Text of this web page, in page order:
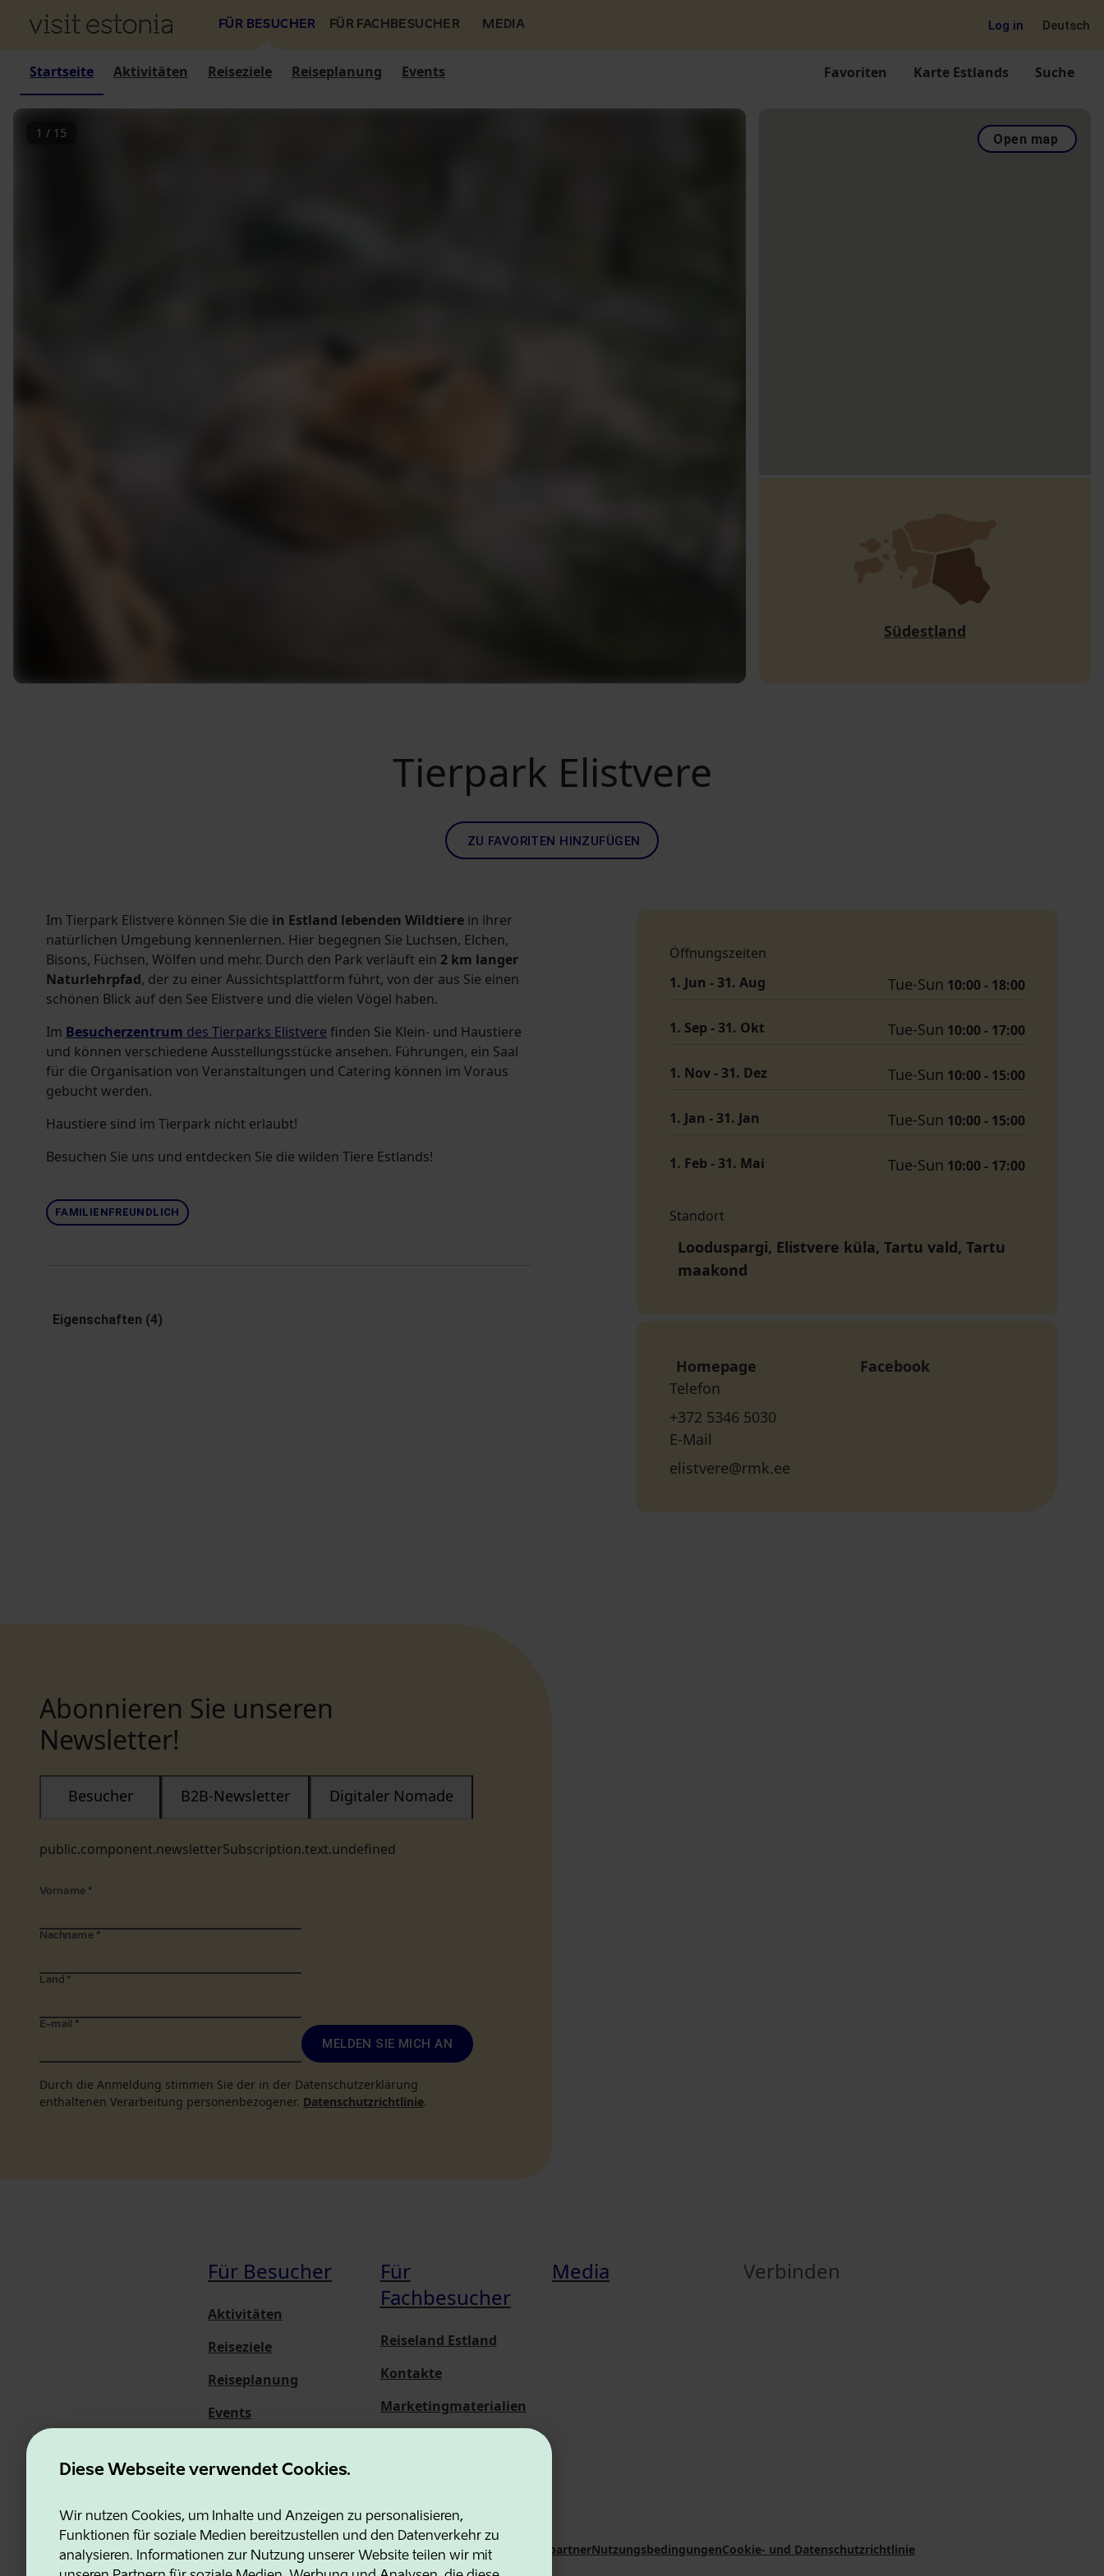
Diese Webseite verwendet Cookies.
Wir nutzen Cookies, um Inhalte und Anzeigen zu personalisieren,
Funktionen für soziale Medien bereitzustellen und den Datenverkehr zu
analysieren. Informationen zur Nutzung unserer Website teilen wir mit
FÜR BESUCHER FÜR FACHBESUCHER MEDIA Log in Deutsch
Startseite Aktivitäten Reiseziele Reiseplanung Events Favoriten Karte Estlands Suche
1 / 15 Open map
Südestland
Tierpark Elistvere
ZU FAVORITEN HINZUFÜGEN
Im Tierpark Elistvere können Sie die in Estland lebenden Wildtiere in ihrer
natürlichen Umgebung kennenlernen. Hier begegnen Sie Luchsen, Elchen,
Bisons, Füchsen, Wölfen und mehr. Durch den Park verläuft ein 2 km langer
Naturlehrpfad, der zu einer Aussichtsplattform führt, von der aus Sie einen
schönen Blick auf den See Elistvere und die vielen Vögel haben.
Im Besucherzentrum des Tierparks Elistvere finden Sie Klein- und Haustiere
und können verschiedene Ausstellungsstücke ansehen. Führungen, ein Saal
für die Organisation von Veranstaltungen und Catering können im Voraus
gebucht werden.
Haustiere sind im Tierpark nicht erlaubt!
Besuchen Sie uns und entdecken Sie die wilden Tiere Estlands!
FAMILIENFREUNDLICH
Eigenschaften (4)
Öffnungszeiten
1. Jun - 31. Aug
Tue-Sun 10:00 - 18:00
1. Sep - 31. Okt Tue-Sun 10:00 - 17:00
1. Nov - 31. Dez Tue-Sun 10:00 - 15:00
1. Jan - 31. Jan Tue-Sun 10:00 - 15:00
1. Feb - 31. Mai Tue-Sun 10:00 - 17:00
Standort
Looduspargi, Elistvere küla, Tartu vald, Tartu
maakond
Homepage
Facebook
Telefon
+372 5346 5030
E-Mail
elistvere@rmk.ee
Abonnieren Sie unseren
Newsletter!
public.component.newsletterSubscription.text.undefined
Besucher B2B-Newsletter Digitaler Nomade
Vorname *
Nachname *
Land *
E-mail *
MELDEN SIE MICH AN
Durch die Anmeldung stimmen Sie der in der Datenschutzerklärung
enthaltenen Verarbeitung personenbezogener. Datenschutzrichtlinie.
Für Besucher
Aktivitäten
Reiseziele
Reiseplanung
Events
Für
Fachbesucher
Reiseland Estland
Kontakte
Marketingmaterialien
Media Verbinden
Estonian Business and Innovation AgencyKontakte KooperationspartnerNutzungsbedingungenCookie- und Datenschutzrichtlinie